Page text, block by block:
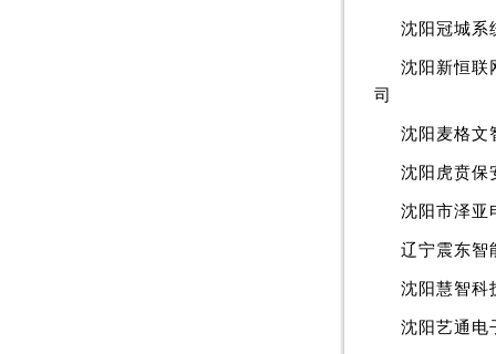
沈阳冠城系
沈阳新恒联
司
沈阳麦格文
沈阳虎贲保
沈阳市泽亚
辽宁震东智
沈阳慧智科
沈阳艺通电